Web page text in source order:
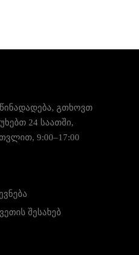
გთხოვთ
24 საათში,
9:00–17:00
შესახებ